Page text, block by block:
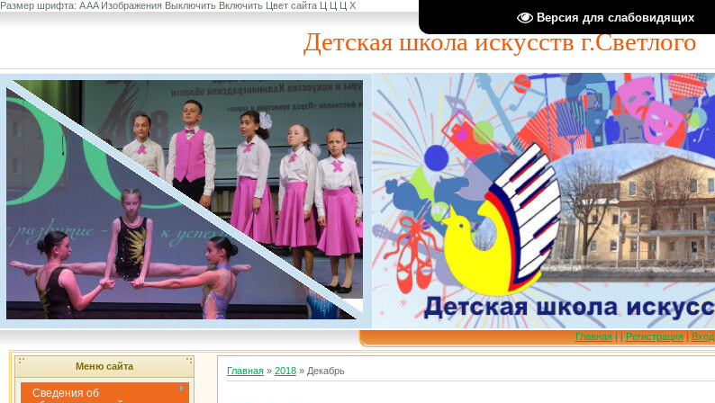
Версия для слабовидящих
Размер шрифта: AAAИзображения Выключить Включить Цвет сайта Ц Ц Ц Х
Детская школа искусств г.Светлого
Главная| | Регистрация| Вход
Меню сайта
Сведения об
Главная » 2018 » Декабрь